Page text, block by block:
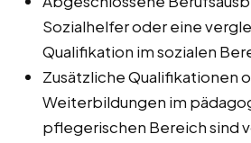
Sozialhelfer oder eine
Qualifikation im sozialen
Zusätzliche Qualifikationen
Weiterbildungen im
pflegerischen Bereich sind